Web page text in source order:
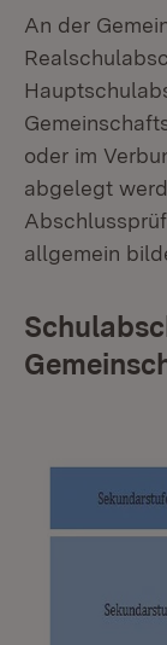
An der
oder im
abgelegt
allgemein